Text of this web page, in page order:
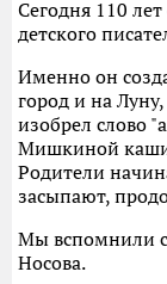
Сегодня 110
детского
Именно он
город и на
изобрел слово
Мишкиной
Родители
засыпают,
Мы вспомнили
Носова.